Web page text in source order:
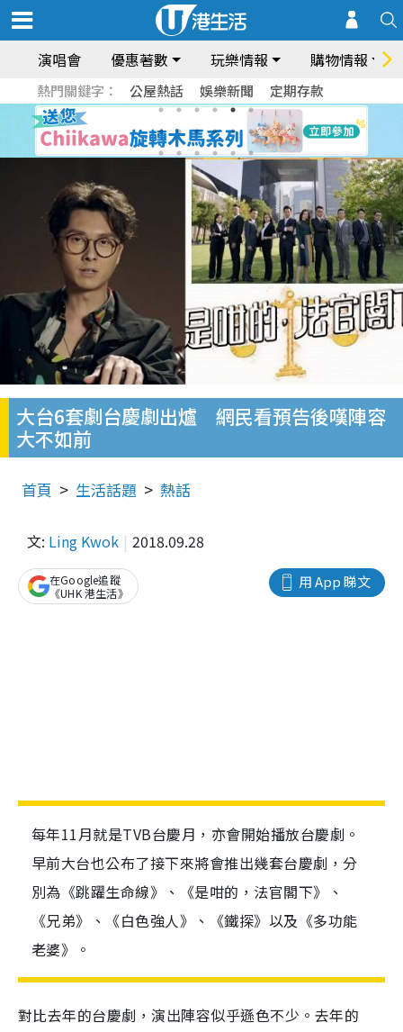
演唱會 優惠著數 玩樂情報 購物情報
熱門關鍵字： 公屋熱話 娛樂新聞 定期存款
大台6套劇台慶劇出爐 網民看預告後嘆陣容
大不如前
首頁 生活話題 熱話
文: Ling Kwok 2018.09.28
用 App 睇文
在Google追蹤
《UHK 港生活》
每年11月就是TVB台慶月，亦會開始播放台慶劇。
早前大台也公布了接下來將會推出幾套台慶劇，分
別為《跳躍生命線》、《是咁的，法官閣下》、
《兄弟》、《白色強人》、《鐵探》以及《多功能
老婆》。
對比去年的台慶劇，演出陣容似乎遜色不少。去年的